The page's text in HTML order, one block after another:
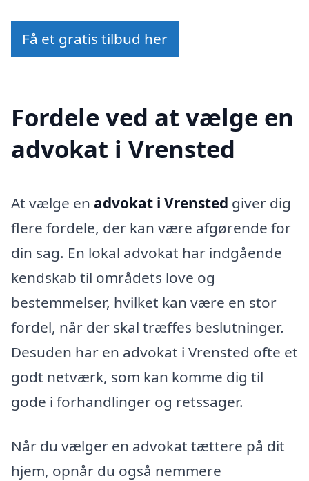
Få et gratis tilbud her
Fordele ved at vælge en
advokat i Vrensted
At vælge en advokat i Vrensted giver dig
flere fordele, der kan være afgørende for
din sag. En lokal advokat har indgående
kendskab til områdets love og
bestemmelser, hvilket kan være en stor
fordel, når der skal træffes beslutninger.
Desuden har en advokat i Vrensted ofte et
godt netværk, som kan komme dig til
gode i forhandlinger og retssager.
Når du vælger en advokat tættere på dit
hjem, opnår du også nemmere